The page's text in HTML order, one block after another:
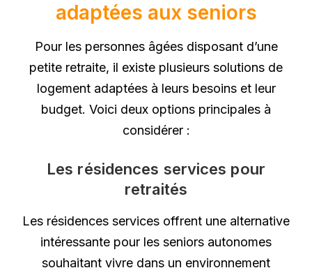
adaptées aux seniors
Pour les personnes âgées disposant d’une
petite retraite, il existe plusieurs solutions de
logement adaptées à leurs besoins et leur
budget. Voici deux options principales à
considérer :
Les résidences services pour
retraités
Les résidences services offrent une alternative
intéressante pour les seniors autonomes
souhaitant vivre dans un environnement